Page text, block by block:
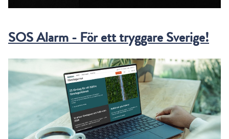
SOS Alarm - För ett tryggare Sverige!